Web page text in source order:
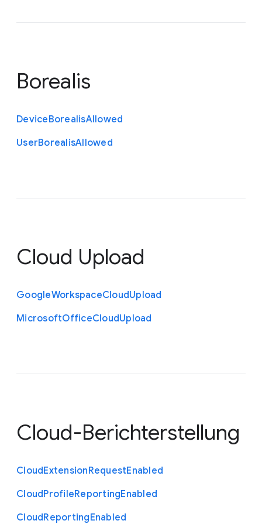
Borealis
DeviceBorealisAllowed
UserBorealisAllowed
Cloud Upload
GoogleWorkspaceCloudUpload
MicrosoftOfficeCloudUpload
Cloud-Berichterstellung
CloudExtensionRequestEnabled
CloudProfileReportingEnabled
CloudReportingEnabled